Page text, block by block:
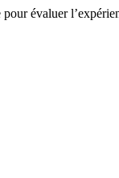
évaluer